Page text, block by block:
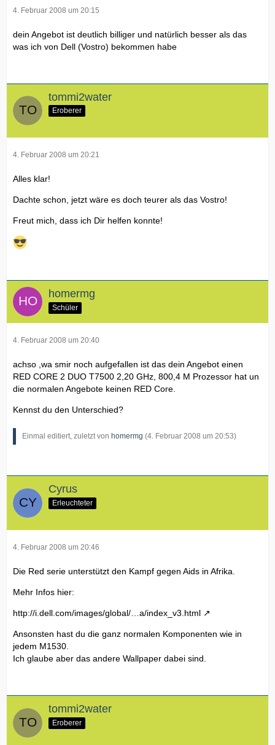
4. Februar 2008 um 20:15
dein Angebot ist deutlich billiger und natürlich besser als das
was ich von Dell (Vostro) bekommen habe
tommi2water
Eroberer
4. Februar 2008 um 20:21
Alles klar!
Dachte schon, jetzt wäre es doch teurer als das Vostro!
Freut mich, dass ich Dir helfen konnte!
homermg
Schüler
4. Februar 2008 um 20:40
achso ,wa smir noch aufgefallen ist das dein Angebot einen
RED CORE 2 DUO T7500 2,20 GHz, 800,4 M Prozessor hat un
die normalen Angebote keinen RED Core.
Kennst du den Unterschied?
Einmal editiert, zuletzt von homermg (4. Februar 2008 um 20:53)
Cyrus
Erleuchteter
4. Februar 2008 um 20:46
Die Red serie unterstützt den Kampf gegen Aids in Afrika.
Mehr Infos hier:
http://i.dell.com/images/global/…a/index_v3.html
Ansonsten hast du die ganz normalen Komponenten wie in
jedem M1530.
Ich glaube aber das andere Wallpaper dabei sind.
tommi2water
Eroberer